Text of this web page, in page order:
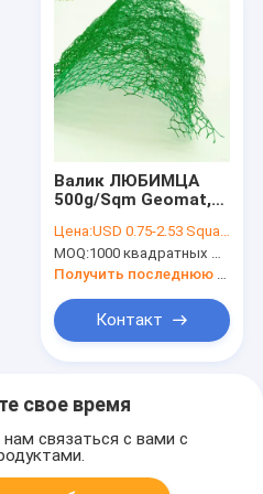
Валик ЛЮБИМЦА
500g/Sqm Geomat,
Geotech для
растительности
защищает
Цена:USD 0.75-2.53 Square Meter
MOQ:1000 квадратных метров
Получить последнюю цену
Контакт
свое время
связаться с вами с